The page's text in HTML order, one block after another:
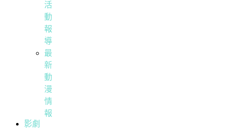
活
動
報
導
最
新
動
漫
情
報
影劇